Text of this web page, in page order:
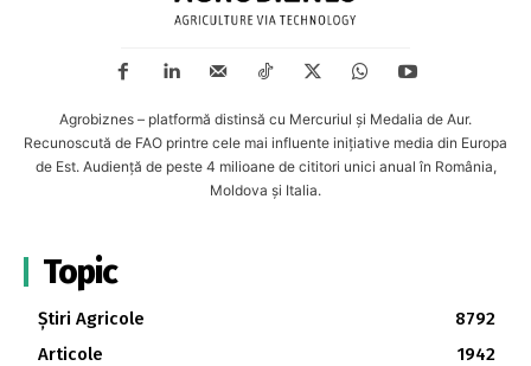
Agrobiznes – platformă distinsă cu Mercuriul și Medalia de Aur.
Recunoscută de FAO printre cele mai influente inițiative media din Europa
de Est. Audiență de peste 4 milioane de cititori unici anual în România,
Moldova și Italia.
Topic
Știri Agricole
8792
Articole
1942